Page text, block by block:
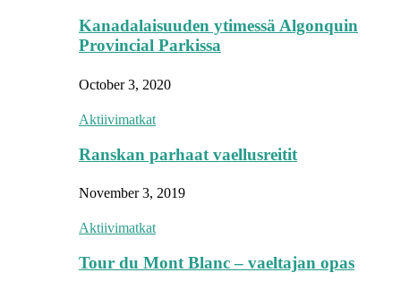
Kanadalaisuuden ytimessä Algonquin
Provincial Parkissa
October 3, 2020
Aktiivimatkat
Ranskan parhaat vaellusreitit
November 3, 2019
Aktiivimatkat
Tour du Mont Blanc – vaeltajan opas